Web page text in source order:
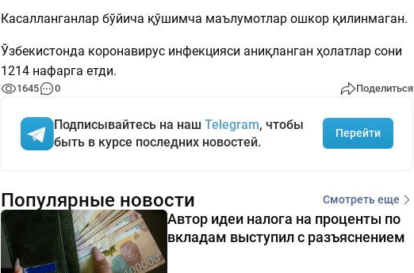
Касалланганлар бўйича қўшимча маълумотлар ошкор қилинмаган.
Ўзбекистонда коронавирус инфекцияси аниқланган ҳолатлар сони
1214 нафарга етди.
1645 0 Поделиться
Подписывайтесь на наш Telegram, чтобы
быть в курсе последних новостей.
Перейти
Популярные новости Смотреть еще
Автор идеи налога на проценты по
вкладам выступил с разъяснением